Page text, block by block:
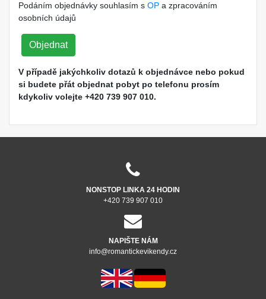
Podáním objednávky souhlasím s OP a zpracováním
osobních údajů
Objednat
V případě jakýchkoliv dotazů k objednávce nebo pokud
si budete přát objednat pobyt po telefonu prosím
kdykoliv volejte +420 739 907 010.
NONSTOP LINKA 24 HODIN
+420 739 907 010
NAPIŠTE NÁM
info@romantickevikendy.cz